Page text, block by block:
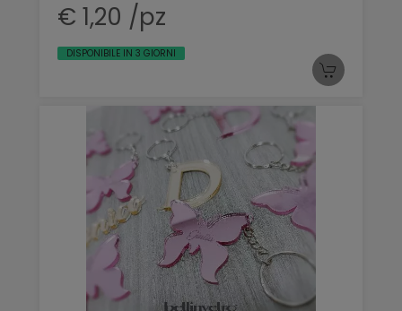
€ 1,20 /pz
DISPONIBILE IN 3 GIORNI